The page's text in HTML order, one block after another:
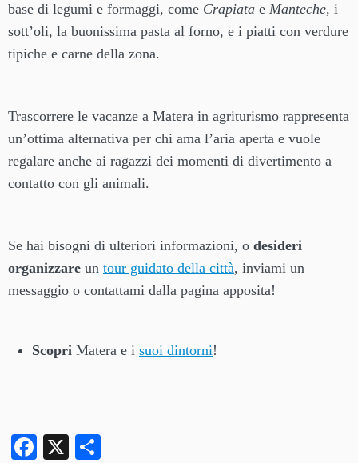
base di legumi e formaggi, come Crapiata e Manteche, i
sott’oli, la buonissima pasta al forno, e i piatti con verdure
tipiche e carne della zona.
Trascorrere le vacanze a Matera in agriturismo rappresenta
un’ottima alternativa per chi ama l’aria aperta e vuole
regalare anche ai ragazzi dei momenti di divertimento a
contatto con gli animali.
Se hai bisogni di ulteriori informazioni, o desideri
organizzare un tour guidato della città, inviami un
messaggio o contattami dalla pagina apposita!
Scopri Matera e i suoi dintorni!
Facebook
X